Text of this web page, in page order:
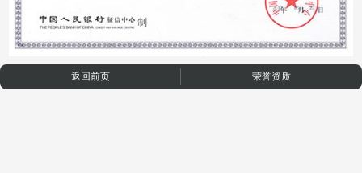
返回前页 荣誉资质